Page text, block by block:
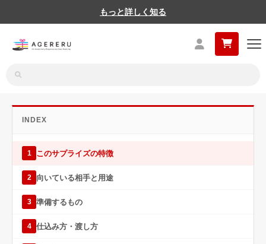
もっと詳しく知る
INDEX
1 このサプライズの特徴
2 向いている相手と用途
3 準備するもの
4 仕込み方・渡し方